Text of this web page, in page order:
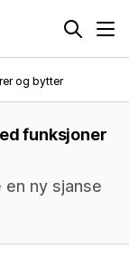
og bytter
funksjoner
en ny sjanse